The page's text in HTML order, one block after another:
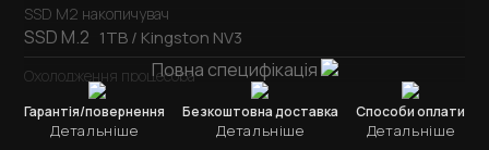
SSD M2 накопичувач
SSD M.2 1TB / Kingston NV3
Охолодження процесора
MSI MAG CoreLiquid A13
Блок живлення
Повна специфікація
Гарантія/повернення
Детальніше
Безкоштовна доставка
Детальніше
Способи оплати
Детальніше